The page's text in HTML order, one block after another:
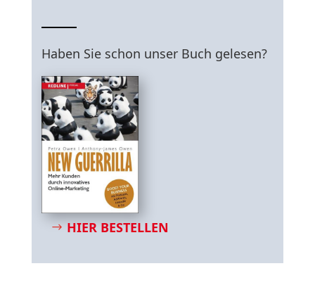
Haben Sie schon unser Buch gelesen?
HIER BESTELLEN